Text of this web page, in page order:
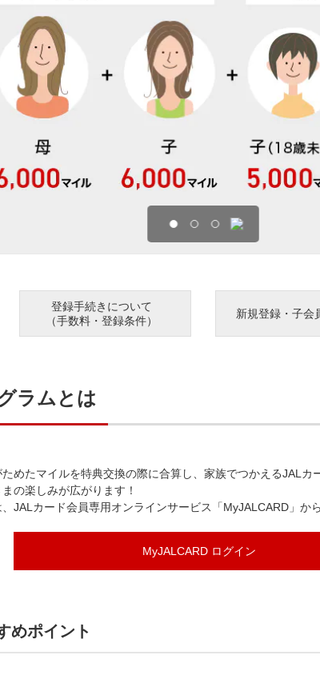
登録手続きについて
（手数料・登録条件）
新規登録・子会
ラムとは
めたマイルを特典交換の際に合算し、家族でつかえるJALカ
の楽しみが広がります！
JALカード会員専用オンラインサービス「MyJALCARD」から
MyJALCARD ログイン
めポイント